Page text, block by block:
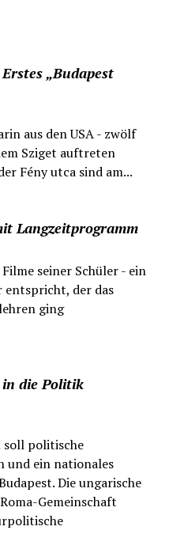
„Budapest
aus den USA - zwölf
Sziget auftreten
Fény utca sind am...
Langzeitprogramm
seiner Schüler - ein
entspricht, der das
ging
die Politik
politische
und ein nationales
Die ungarische
Gemeinschaft